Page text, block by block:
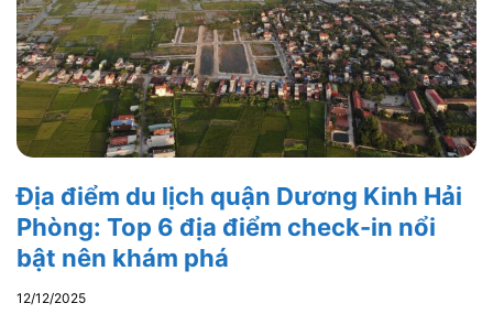
Địa điểm du lịch quận Dương Kinh Hải
Phòng: Top 6 địa điểm check-in nổi
bật nên khám phá
12/12/2025